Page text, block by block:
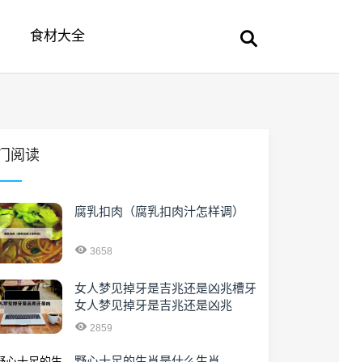
食材大全
阅读
腐乳扣肉（腐乳扣肉汁怎样调）
3658
女人梦见掉牙是吉兆还是凶兆槽牙
女人梦见掉牙是吉兆还是凶兆
2859